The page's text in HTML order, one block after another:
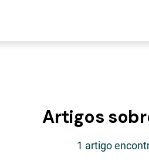
Artigos
1 artigo